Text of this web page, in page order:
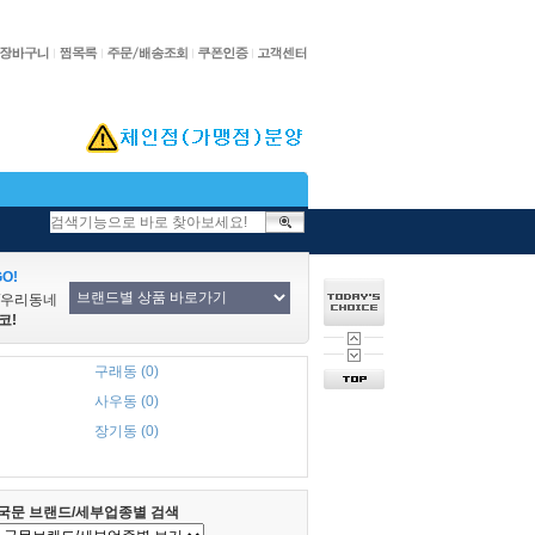
리동네
!
구래동 (0)
사우동 (0)
장기동 (0)
문 브랜드/세부업종별 검색